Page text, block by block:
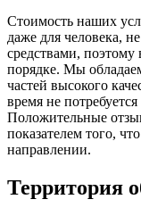
Стоимость наших
даже для человека,
средствами, поэтому
порядке. Мы
частей высокого
время не
Положительные
показателем того,
направлении.
Территория